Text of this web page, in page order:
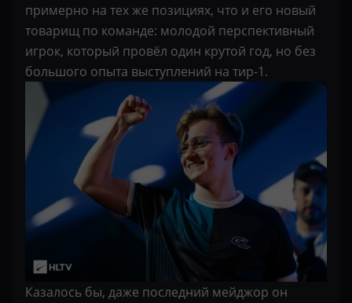
примерно на тех же позициях, что и его новый
товарищ по команде: молодой перспективный
игрок, который провёл один крутой год, но без
большого опыта выступлений на тир-1.
Казалось бы, даже последний мейджор он